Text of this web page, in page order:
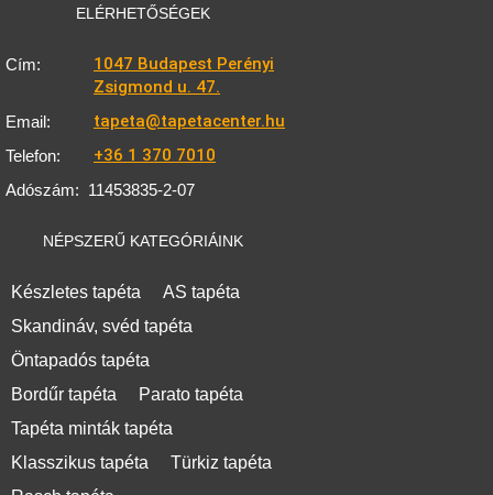
ELÉRHETŐSÉGEK
Cím:
1047 Budapest Perényi
Zsigmond u. 47.
Email: tapeta@tapetacenter.hu
Telefon: +36 1 370 7010
Adószám: 11453835-2-07
NÉPSZERŰ KATEGÓRIÁINK
Készletes tapéta
AS tapéta
Skandináv, svéd tapéta
Öntapadós tapéta
Bordűr tapéta
Parato tapéta
Tapéta minták tapéta
Klasszikus tapéta
Türkiz tapéta